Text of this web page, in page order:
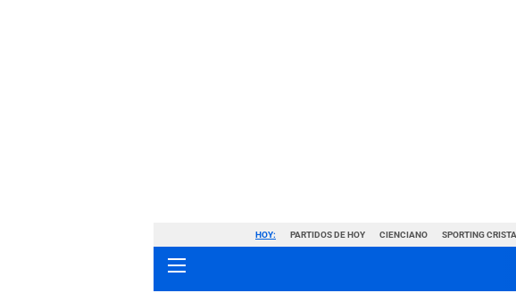
HOY: PARTIDOS DE HOY CIENCIANO SPORTING